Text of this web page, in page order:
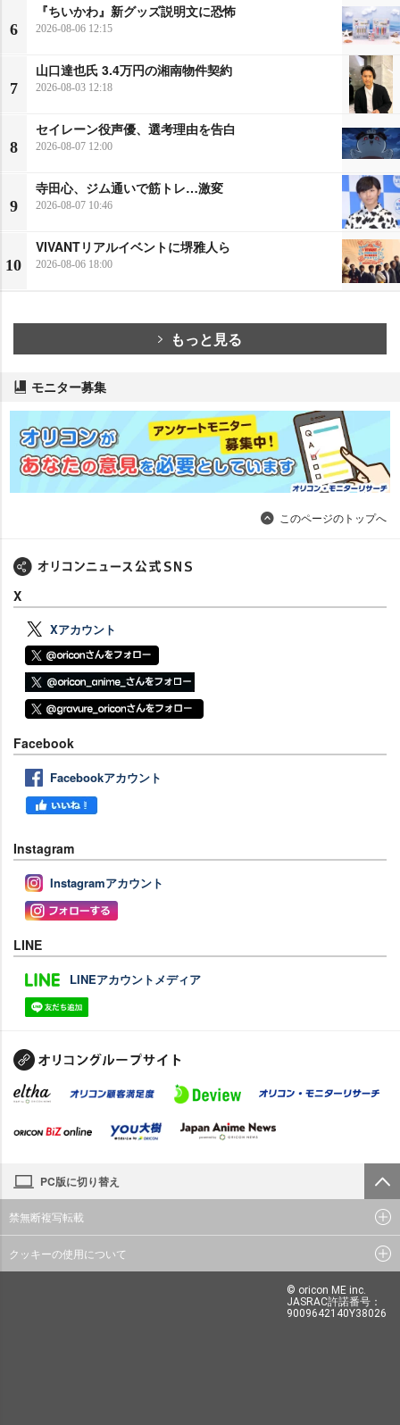
6
『ちいかわ』新グッズ説明文に恐怖
2026-08-06 12:15
7
山口達也氏 3.4万円の湘南物件契約
2026-08-03 12:18
8
セイレーン役声優、選考理由を告白
2026-08-07 12:00
9
寺田心、ジム通いで筋トレ…激変
2026-08-07 10:46
10
VIVANTリアルイベントに堺雅人ら
2026-08-06 18:00
もっと見る
モニター募集
このページのトップへ
X
Xアカウント
Facebook
Facebookアカウント
Instagram
Instagramアカウント
LINE
LINEアカウントメディア
PC版に切り替え
禁無断複写転載
クッキーの使用について
© oricon ME inc.
JASRAC許諾番号：
9009642140Y38026